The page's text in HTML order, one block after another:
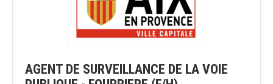
AGENT DE SURVEILLANCE DE LA VOIE